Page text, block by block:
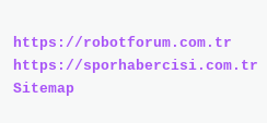
https://robotforum.com.tr
https://sporhabercisi.com.tr
Sitemap